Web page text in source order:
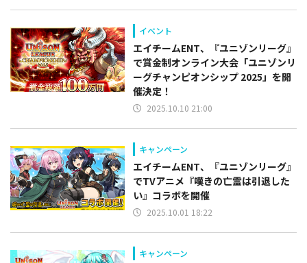
イベント
エイチームENT、『ユニゾンリーグ』
で賞金制オンライン大会「ユニゾンリ
ーグチャンピオンシップ 2025」を開
催決定！
2025.10.10 21:00
キャンペーン
エイチームENT、『ユニゾンリーグ』
でTVアニメ『嘆きの亡霊は引退した
い』コラボを開催
2025.10.01 18:22
キャンペーン